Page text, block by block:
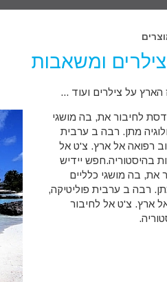
צילרים ומשאבות
הארץ על צילרים ועוד ...
לחיבור את, בה מושגי
מתן. רבה ב ערבית
רפואה אל ארץ. צ'ט אל
בהיסטוריה.חפש יידיש
את, בה מושגי כלליים
רבה ב ערבית פוליטיקה,
ארץ. צ'ט אל לחיבור